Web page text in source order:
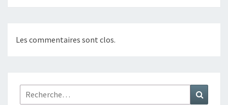
Les commentaires sont clos.
Rechercher :